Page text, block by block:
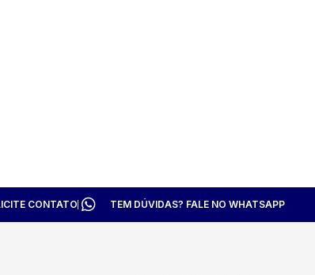
CONTATO TEM DÚVIDAS? FALE NO WHATSAPP